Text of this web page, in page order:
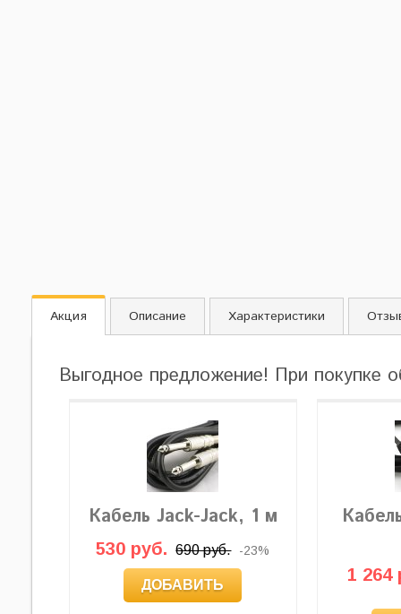
Акция Описание Характеристики
Выгодное предложение! При покупке
Кабель Jack-Jack, 1 м
530 руб. 690 руб. -23%
ДОБАВИТЬ
1 264